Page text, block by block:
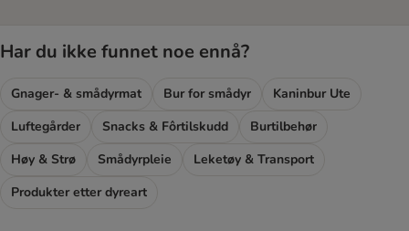
Har du ikke funnet noe ennå?
Gnager- & smådyrmat Bur for smådyr
Kaninbur Ute
Luftegårder
Snacks & Fôrtilskudd
Burtilbehør
Høy & Strø
Smådyrpleie
Leketøy & Transport
Produkter etter dyreart